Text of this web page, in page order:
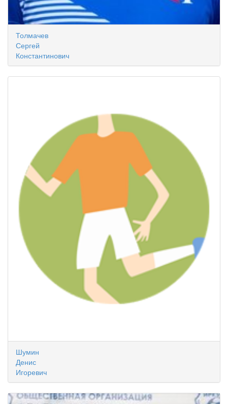
Толмачев
Сергей
Константинович
Шумин
Денис
Игоревич